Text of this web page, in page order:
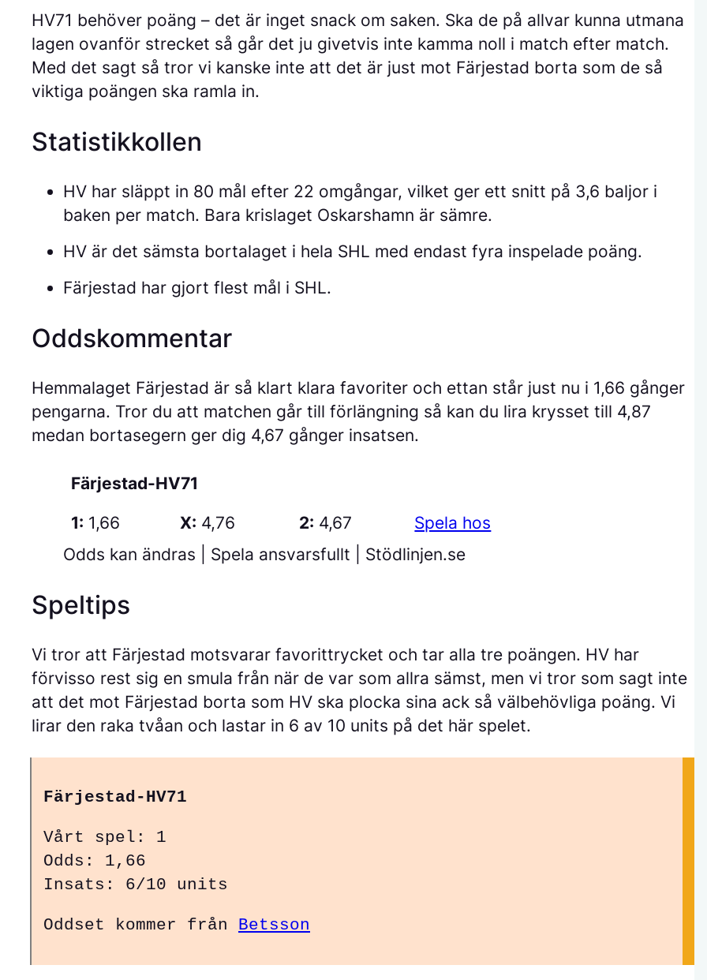
HV71 behöver poäng – det är inget snack om saken. Ska de på allvar kunna utmana
lagen ovanför strecket så går det ju givetvis inte kamma noll i match efter match.
Med det sagt så tror vi kanske inte att det är just mot Färjestad borta som de så
viktiga poängen ska ramla in.
Statistikkollen
HV har släppt in 80 mål efter 22 omgångar, vilket ger ett snitt på 3,6 baljor i
baken per match. Bara krislaget Oskarshamn är sämre.
HV är det sämsta bortalaget i hela SHL med endast fyra inspelade poäng.
Färjestad har gjort flest mål i SHL.
Oddskommentar
Hemmalaget Färjestad är så klart klara favoriter och ettan står just nu i 1,66 gånger
pengarna. Tror du att matchen går till förlängning så kan du lira krysset till 4,87
medan bortasegern ger dig 4,67 gånger insatsen.
Färjestad-HV71
1: 1,66 X: 4,76 2: 4,67
Spela hos
Odds kan ändras | Spela ansvarsfullt | Stödlinjen.se
Speltips
Vi tror att Färjestad motsvarar favorittrycket och tar alla tre poängen. HV har
förvisso rest sig en smula från när de var som allra sämst, men vi tror som sagt inte
att det mot Färjestad borta som HV ska plocka sina ack så välbehövliga poäng. Vi
lirar den raka tvåan och lastar in 6 av 10 units på det här spelet.
Färjestad-HV71
Vårt spel: 1
Odds: 1,66
Insats: 6/10 units
Oddset kommer från Betsson